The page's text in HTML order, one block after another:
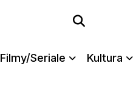
Filmy/Seriale Kultura